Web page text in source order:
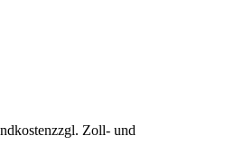
zzgl. Zoll- und